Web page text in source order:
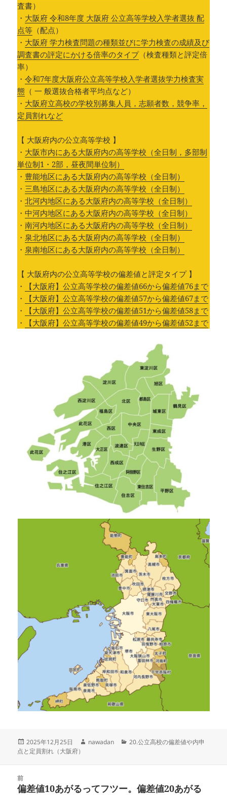
査書）
・ 大阪府 令和8年度 大阪府 公立高等学校入学者選抜 配
点等 （配点）
・ 大阪府 学力検査問題の種類並びに学力検査の成績及び
調査書の評定にかける倍率のタイプ（検査種類と評定倍
率）
・令和7年度大阪府公立高等学校入学者選抜学力検査実
態 （ 一 般選抜合格者平均点など）
・ 大阪府立高校の学校別募集人員，志願者数，競争率，
定員割れなど
【 大阪府内の公立高等学校 】
・ 大阪市内にある大阪府内の高等学校（全日制，多部制
単位制1・2部，昼夜間単位制）
・ 豊能地区にある大阪府内の高等学校（全日制）
・三島地区にある大阪府内の高等学校（全日制）
・北河内地区にある大阪府内の高等学校（全日制）
・中河内地区にある大阪府内の高等学校（全日制）
・南河内地区にある大阪府内の高等学校（全日制）
・ 泉北地区にある大阪府内の高等学校（全日制）
・ 泉南地区にある大阪府内の高等学校（全日制）
【 大阪府内の公立高等学校の偏差値と評定タイプ 】
・
【大阪府】公立高等学校の偏差値66から偏差値76まで
・
【大阪府】公立高等学校の偏差値57から偏差値67まで
・
【大阪府】公立高等学校の偏差値51から偏差値58まで
・
【大阪府】公立高等学校の偏差値49から偏差値52まで
投
稿
2025年12月25日
作
nawadan
カ
20.公立高校の偏差値や内申
点と定員割れ（大阪府）
前
前
偏差値10あがるってフツー。偏差値20あがる